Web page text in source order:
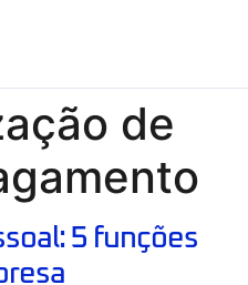
de
5 funções